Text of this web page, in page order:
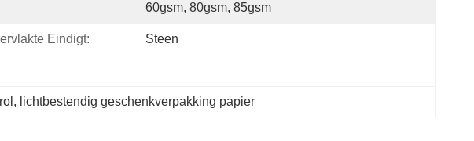
60gsm, 80gsm, 85gsm
Eindigt: Steen
, lichtbestendig geschenkverpakking papier